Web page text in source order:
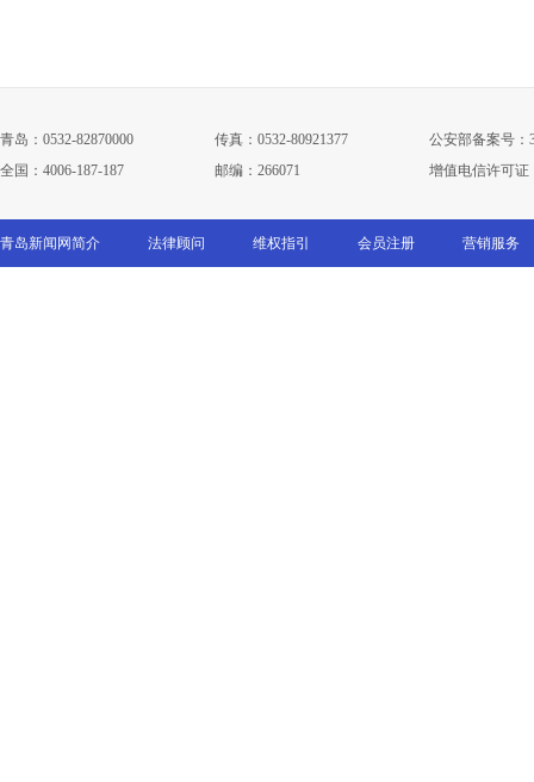
青岛：0532-82870000 传真：0532-80921377
公安部备案号：
全国：4006-187-187
邮编：266071 增值电信许可证
青岛新闻网简介 法律顾问 维权指引 会员注册 营销服务